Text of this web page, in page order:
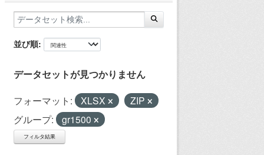
並び順
データセットが見つかりません
フォーマット: XLSX
ZIP
グループ:
gr1500
フィルタ結果